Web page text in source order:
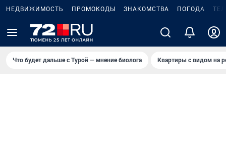
НЕДВИЖИМОСТЬ ПРОМОКОДЫ ЗНАКОМСТВА ПОГОДА
Что будет дальше с Турой — мнение биолога Квартиры с видом на